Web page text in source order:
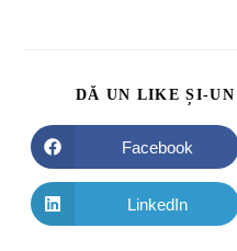
DĂ UN LIKE ȘI-
Facebook
LinkedIn